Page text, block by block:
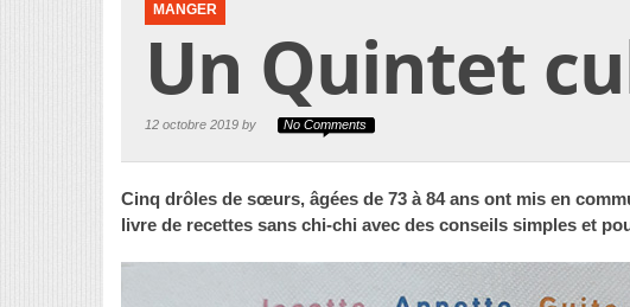
MANGER
Un Quintet
12 octobre 2019 by No Comments
Cinq drôles de sœurs, âgées de 73 à 84 ans ont mis en
livre de recettes sans chi-chi avec des conseils simples et